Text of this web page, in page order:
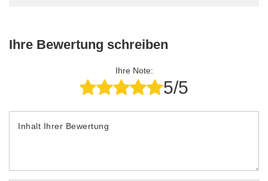
Ihre Bewertung schreiben
Ihre Note:
5/5
Inhalt Ihrer Bewertung